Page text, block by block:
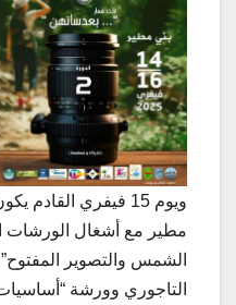
ويوم 15 فيفري
مطير مع أشغال
الشمس والتصوير
التاجوري وورشة